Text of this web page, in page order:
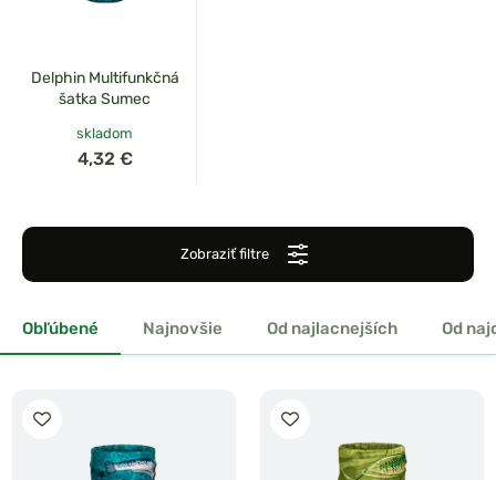
Delphin Multifunkčná
šatka Sumec
skladom
4,32 €
Zobraziť filtre
Obľúbené Najnovšie Od najlacnejších Od